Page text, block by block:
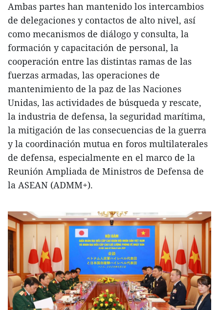
Ambas partes han mantenido los intercambios
de delegaciones y contactos de alto nivel, así
como mecanismos de diálogo y consulta, la
formación y capacitación de personal, la
cooperación entre las distintas ramas de las
fuerzas armadas, las operaciones de
mantenimiento de la paz de las Naciones
Unidas, las actividades de búsqueda y rescate,
la industria de defensa, la seguridad marítima,
la mitigación de las consecuencias de la guerra
y la coordinación mutua en foros multilaterales
de defensa, especialmente en el marco de la
Reunión Ampliada de Ministros de Defensa de
la ASEAN (ADMM+).